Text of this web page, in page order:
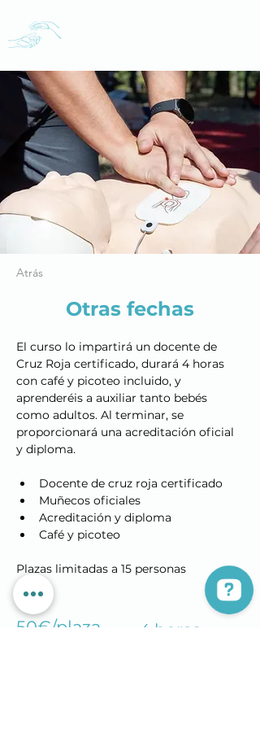
Atrás
Otras fechas
El curso lo impartirá un docente de
Cruz Roja certificado, durará 4 horas
con café y picoteo incluido, y
aprenderéis a auxiliar tanto bebés
como adultos. Al terminar, se
proporcionará una acreditación oficial
y diploma.
Docente de cruz roja certificado
Muñecos oficiales
Acreditación y diploma
Café y picoteo
Plazas limitadas a 15 personas
50€/plaza 4 horas